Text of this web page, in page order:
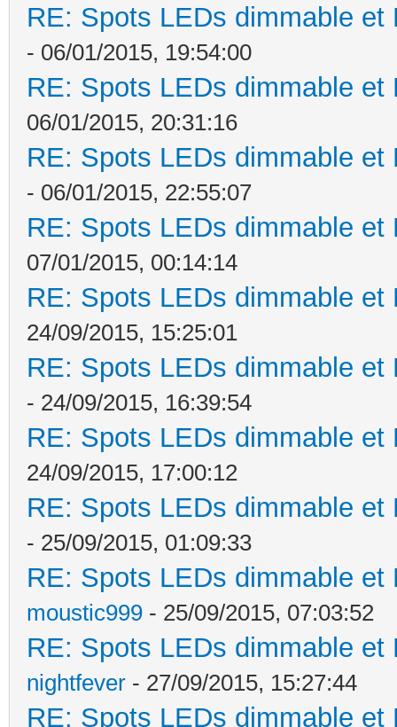
RE: Spots LEDs dimmable
- 06/01/2015, 19:54:00
RE: Spots LEDs dimmable
06/01/2015, 20:31:16
RE: Spots LEDs dimmable
- 06/01/2015, 22:55:07
RE: Spots LEDs dimmable
07/01/2015, 00:14:14
RE: Spots LEDs dimmable
24/09/2015, 15:25:01
RE: Spots LEDs dimmable
- 24/09/2015, 16:39:54
RE: Spots LEDs dimmable
24/09/2015, 17:00:12
RE: Spots LEDs dimmable
- 25/09/2015, 01:09:33
RE: Spots LEDs dimmable
moustic999 - 25/09/2015, 07:03:52
RE: Spots LEDs dimmable
nightfever - 27/09/2015, 15:27:44
RE: Spots LEDs dimmable